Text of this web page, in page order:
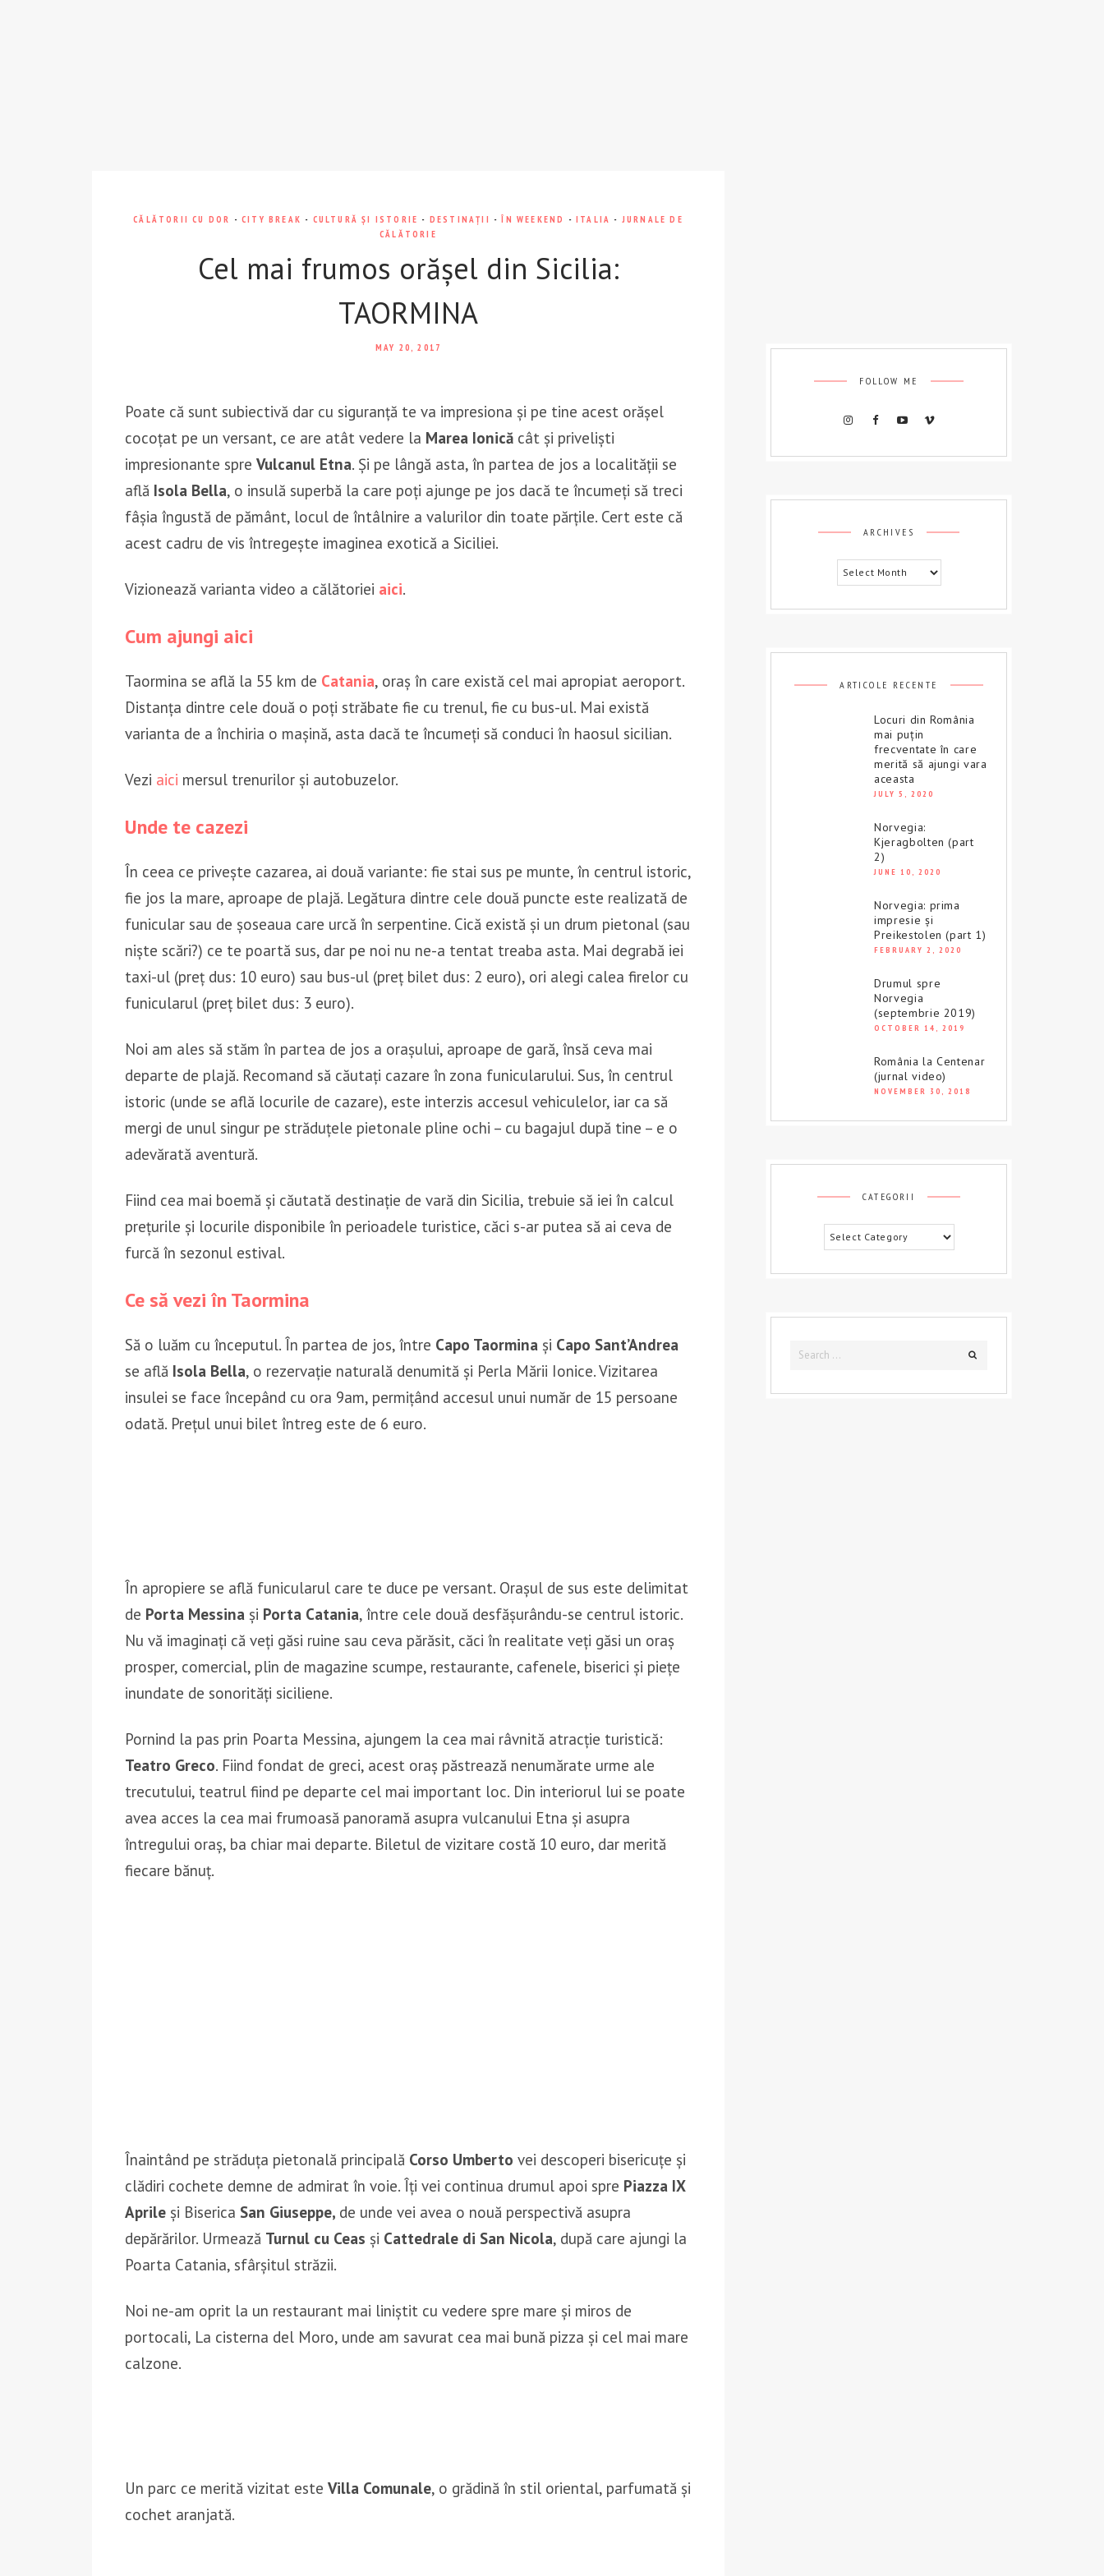
CĂLĂTORII CU DOR - CITY BREAK - CULTURĂ ȘI ISTORIE - DESTINAȚII -ÎN WEEKEND -ITALIA - JURNALE DE
CĂLĂTORIE
Cel mai frumos orășel din Sicilia:
TAORMINA
MAY 20, 2017
Poate că sunt subiectivă dar cu siguranță te va impresiona și pe tine acest orășel
cocoțat pe un versant, ce are atât vedere la Marea Ionică cât și priveliști
impresionante spre Vulcanul Etna. Și pe lângă asta, în partea de jos a localității se
află Isola Bella, o insulă superbă la care poți ajunge pe jos dacă te încumeți să treci
fâșia îngustă de pământ, locul de întâlnire a valurilor din toate părțile. Cert este că
acest cadru de vis întregește imaginea exotică a Siciliei.
Vizionează varianta video a călătoriei aici.
Cum ajungi aici
Taormina se află la 55 km de Catania, oraș în care există cel mai apropiat aeroport.
Distanța dintre cele două o poți străbate fie cu trenul, fie cu bus-ul. Mai există
varianta de a închiria o mașină, asta dacă te încumeți să conduci în haosul sicilian.
Vezi aici mersul trenurilor și autobuzelor.
Unde te cazezi
În ceea ce privește cazarea, ai două variante: fie stai sus pe munte, în centrul istoric,
fie jos la mare, aproape de plajă. Legătura dintre cele două puncte este realizată de
funicular sau de șoseaua care urcă în serpentine. Cică există și un drum pietonal (sau
niște scări?) ce te poartă sus, dar pe noi nu ne-a tentat treaba asta. Mai degrabă iei
taxi-ul (preț dus: 10 euro) sau bus-ul (preț bilet dus: 2 euro), ori alegi calea firelor cu
funicularul (preț bilet dus: 3 euro).
Noi am ales să stăm în partea de jos a orașului, aproape de gară, însă ceva mai
departe de plajă. Recomand să căutați cazare în zona funicularului. Sus, în centrul
istoric (unde se află locurile de cazare), este interzis accesul vehiculelor, iar ca să
mergi de unul singur pe străduțele pietonale pline ochi – cu bagajul după tine – e o
adevărată aventură.
Fiind cea mai boemă și căutată destinație de vară din Sicilia, trebuie să iei în calcul
prețurile și locurile disponibile în perioadele turistice, căci s-ar putea să ai ceva de
furcă în sezonul estival.
Ce să vezi în Taormina
Să o luăm cu începutul. În partea de jos, între Capo Taormina și Capo Sant’Andrea
se află Isola Bella, o rezervație naturală denumită și Perla Mării Ionice. Vizitarea
insulei se face începând cu ora 9am, permițând accesul unui număr de 15 persoane
odată. Prețul unui bilet întreg este de 6 euro.
În apropiere se află funicularul care te duce pe versant. Orașul de sus este delimitat
de Porta Messina și Porta Catania, între cele două desfășurându-se centrul istoric.
Nu vă imaginați că veți găsi ruine sau ceva părăsit, căci în realitate veți găsi un oraș
prosper, comercial, plin de magazine scumpe, restaurante, cafenele, biserici și piețe
inundate de sonorități siciliene.
Pornind la pas prin Poarta Messina, ajungem la cea mai râvnită atracție turistică:
Teatro Greco. Fiind fondat de greci, acest oraș păstrează nenumărate urme ale
trecutului, teatrul fiind pe departe cel mai important loc. Din interiorul lui se poate
avea acces la cea mai frumoasă panoramă asupra vulcanului Etna și asupra
întregului oraș, ba chiar mai departe. Biletul de vizitare costă 10 euro, dar merită
fiecare bănuț.
Înaintând pe străduța pietonală principală Corso Umberto vei descoperi bisericuțe și
clădiri cochete demne de admirat în voie. Îți vei continua drumul apoi spre Piazza IX
Aprile și Biserica San Giuseppe, de unde vei avea o nouă perspectivă asupra
depărărilor. Urmează Turnul cu Ceas și Cattedrale di San Nicola, după care ajungi la
Poarta Catania, sfârșitul străzii.
Noi ne-am oprit la un restaurant mai liniștit cu vedere spre mare și miros de
portocali, La cisterna del Moro, unde am savurat cea mai bună pizza și cel mai mare
calzone.
Un parc ce merită vizitat este Villa Comunale, o grădină în stil oriental, parfumată și
cochet aranjată.
FOLLOW ME
ARCHIVES Archives
ARTICOLE RECENTE
Locuri din România
mai puțin
frecventate în care
merită să ajungi vara
aceasta
JULY 5, 2020
Norvegia:
Kjeragbolten (part
2)
JUNE 10, 2020
Norvegia: prima
impresie și
Preikestolen (part 1)
FEBRUARY 2, 2020
Drumul spre
Norvegia
(septembrie 2019)
OCTOBER 14, 2019
România la Centenar
(jurnal video)
NOVEMBER 30, 2018
CATEGORII
Categorii
Search